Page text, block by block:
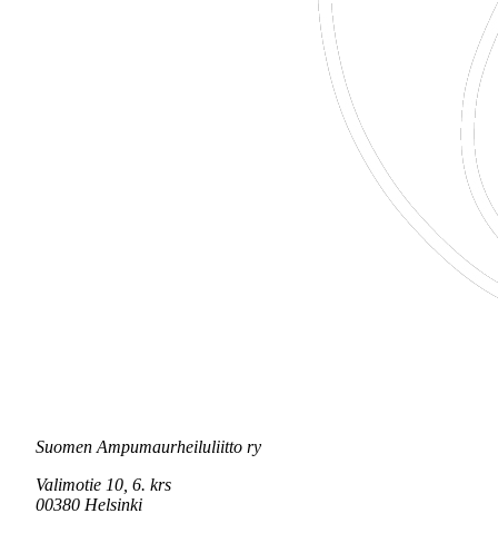
Suomen Ampumaurheiluliitto ry
Valimotie 10, 6. krs
00380 Helsinki